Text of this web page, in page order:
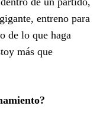
entreno para
de lo que haga
más que